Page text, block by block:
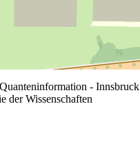
- Innsbruck
der Wissenschaften